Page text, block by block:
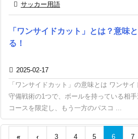
 サッカー用語
「ワンサイドカット」とは？意味
る！
 2025-02-17
「ワンサイドカット」の意味とは ワンサ
守備戦術の1つで、ボールを持っている相
コースを限定し、もう一方のパスコ ...
« ‹ 3 4 5 6 7